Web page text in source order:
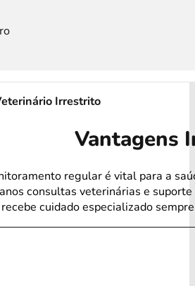
Irrestrito
Vantagens
regular é vital para a
consultas veterinárias e
cuidado especializado